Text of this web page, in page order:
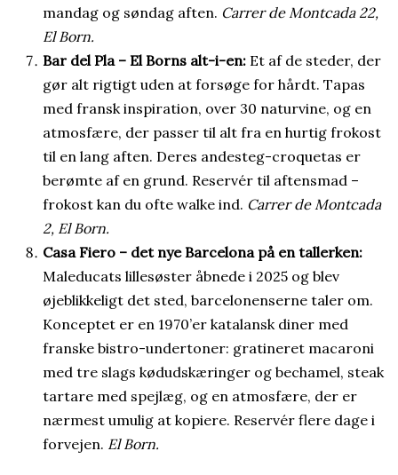
mandag og søndag aften. Carrer de Montcada 22,
El Born.
Bar del Pla – El Borns alt-i-en: Et af de steder, der
gør alt rigtigt uden at forsøge for hårdt. Tapas
med fransk inspiration, over 30 naturvine, og en
atmosfære, der passer til alt fra en hurtig frokost
til en lang aften. Deres andesteg-croquetas er
berømte af en grund. Reservér til aftensmad –
frokost kan du ofte walke ind. Carrer de Montcada
2, El Born.
Casa Fiero – det nye Barcelona på en tallerken:
Maleducats lillesøster åbnede i 2025 og blev
øjeblikkeligt det sted, barcelonenserne taler om.
Konceptet er en 1970’er katalansk diner med
franske bistro-undertoner: gratineret macaroni
med tre slags kødudskæringer og bechamel, steak
tartare med spejlæg, og en atmosfære, der er
nærmest umulig at kopiere. Reservér flere dage i
forvejen. El Born.